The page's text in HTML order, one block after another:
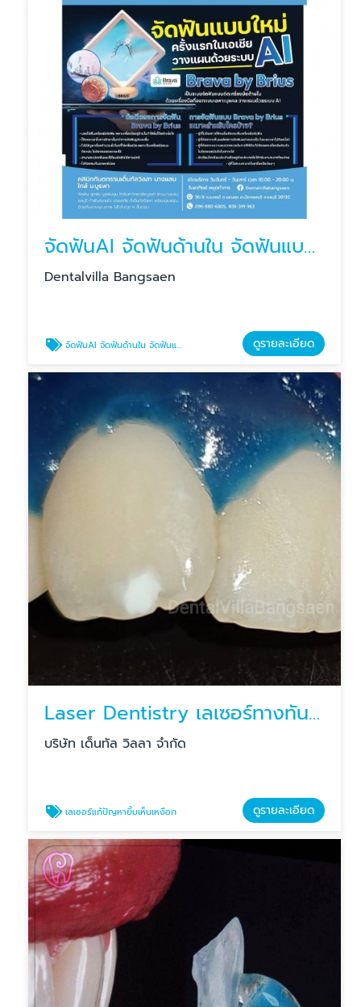
จัดฟันAI จัดฟันด้านใน จัดฟันแบบใหม่
Dentalvilla Bangsaen
จัดฟันAI จัดฟันด้านใน จัดฟันแบบใหม่ ดูรายละเอียด
Laser Dentistry เลเซอร์ทางทันตกรรม เลเซอร์แก้ปัญหายิ้มเห็นเหงือก
บริษัท เด็นทัล วิลลา จำกัด
เลเซอร์แก้ปัญหายิ้มเห็นเหงือก ดูรายละเอียด